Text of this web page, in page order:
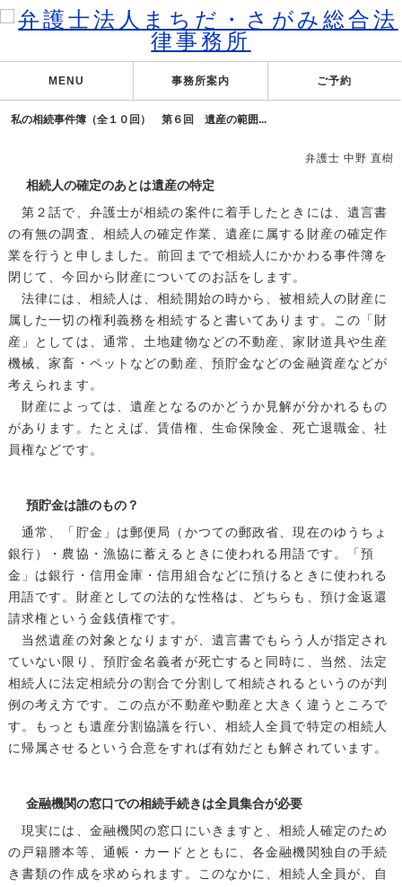
MENU 事務所案内 ご予約
私の相続事件簿（全１０回） 第６回 遺産の範囲...
弁護士 中野 直樹
相続人の確定のあとは遺産の特定
第２話で、弁護士が相続の案件に着手したときには、遺言書
の有無の調査、相続人の確定作業、遺産に属する財産の確定作
業を行うと申しました。前回までで相続人にかかわる事件簿を
閉じて、今回から財産についてのお話をします。
法律には、相続人は、相続開始の時から、被相続人の財産に
属した一切の権利義務を相続すると書いてあります。この「財
産」としては、通常、土地建物などの不動産、家財道具や生産
機械、家畜・ペットなどの動産、預貯金などの金融資産などが
考えられます。
財産によっては、遺産となるのかどうか見解が分かれるもの
があります。たとえば、賃借権、生命保険金、死亡退職金、社
員権などです。
預貯金は誰のもの？
通常、「貯金」は郵便局（かつての郵政省、現在のゆうちょ
銀行）・農協・漁協に蓄えるときに使われる用語です。「預
金」は銀行・信用金庫・信用組合などに預けるときに使われる
用語です。財産としての法的な性格は、どちらも、預け金返還
請求権という金銭債権です。
当然遺産の対象となりますが、遺言書でもらう人が指定され
ていない限り、預貯金名義者が死亡すると同時に、当然、法定
相続人に法定相続分の割合で分割して相続されるというのが判
例の考え方です。この点が不動産や動産と大きく違うところで
す。もっとも遺産分割協議を行い、相続人全員で特定の相続人
に帰属させるという合意をすれば有効だとも解されています。
金融機関の窓口での相続手続きは全員集合が必要
現実には、金融機関の窓口にいきますと、相続人確定のため
の戸籍謄本等、通帳・カードとともに、各金融機関独自の手続
き書類の作成を求められます。このなかに、相続人全員が、自